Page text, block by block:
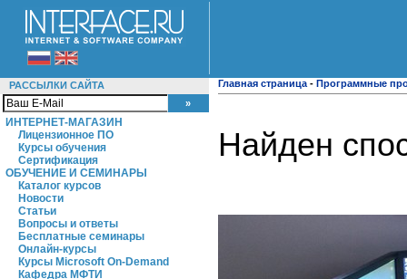
РАССЫЛКИ САЙТА
ИНТЕРНЕТ-МАГАЗИН
Лицензионное ПО
Курсы обучения
Сертификация
ОБУЧЕНИЕ И СЕМИНАРЫ
Каталог курсов
Новости
Статьи
Вопросы и ответы
Бесплатные семинары
Онлайн-курсы
Курсы Microsoft On-Demand
Кафедра МФТИ
Главная страница - Программные
Найден